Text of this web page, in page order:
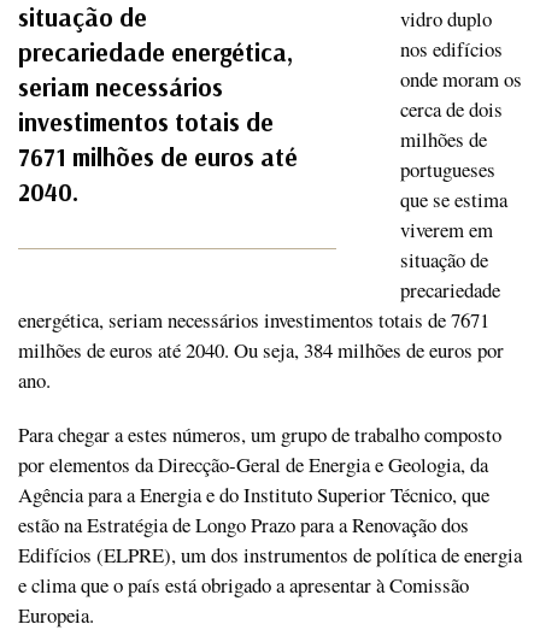
situação de
precariedade energética,
seriam necessários
investimentos totais de
7671 milhões de euros até
2040.
vidro duplo
nos edifícios
onde moram os
cerca de dois
milhões de
portugueses
que se estima
viverem em
situação de
precariedade
energética, seriam necessários investimentos totais de 7671
milhões de euros até 2040. Ou seja, 384 milhões de euros por
ano.
Para chegar a estes números, um grupo de trabalho composto
por elementos da Direcção-Geral de Energia e Geologia, da
Agência para a Energia e do Instituto Superior Técnico, que
estão na Estratégia de Longo Prazo para a Renovação dos
Edifícios (ELPRE), um dos instrumentos de política de energia
e clima que o país está obrigado a apresentar à Comissão
Europeia.